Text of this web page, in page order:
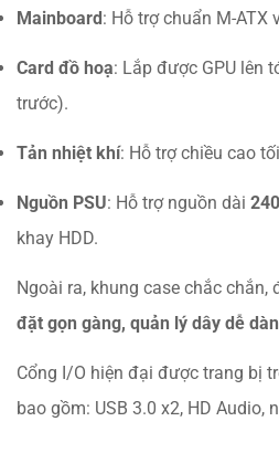
Mainboard: Hỗ trợ chuẩn M-ATX
Card đồ hoạ: Lắp được GPU lên
trước).
Tản nhiệt khí: Hỗ trợ chiều cao
Nguồn PSU: Hỗ trợ nguồn dài
khay HDD.
Ngoài ra, khung case chắc
đặt gọn gàng, quản lý dây dễ
Cổng I/O hiện đại được trang bị
bao gồm: USB 3.0 x2, HD Audio,